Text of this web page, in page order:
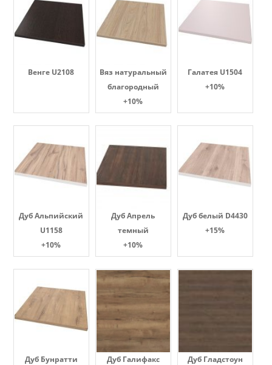
Венге U2108
Вяз натуральный
благородный
+10%
Галатея U1504
+10%
Дуб Альпийский
U1158
+10%
Дуб Апрель
темный
+10%
Дуб белый D4430
+15%
Дуб Бунратти
Дуб Галифакс
Дуб Гладстоун